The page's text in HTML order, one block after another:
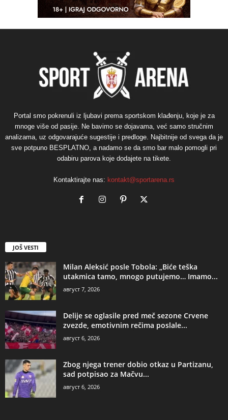
Portal smo pokrenuli iz ljubavi prema sportskom klađenju, koje je za
mnoge više od pasije. Ne bavimo se dojavama, već samo stručnim
analizama, uz odgovarajuće sugestije i predloge. Najbitnije od svega da je
sve potpuno BESPLATNO, a nadamo se da smo bar malo pomogli pri
odabiru parova koje dodajete na tikete.
Kontaktirajte nas: kontakt@sportarena.rs
JOŠ VESTI
Milan Aleksić posle Tobola: „Biće teška
utakmica tamo, mnogo putujemo… Imamo...
август 7, 2026
Delije se oglasile pred meč sezone Crvene
zvezde, emotivnim rečima poslale...
август 6, 2026
Zbog njega trener dobio otkaz u Partizanu,
sad potpisao za Mačvu...
август 6, 2026